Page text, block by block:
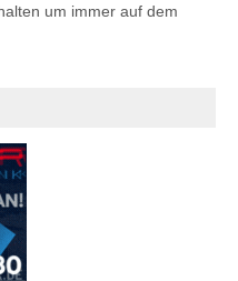
um immer auf dem